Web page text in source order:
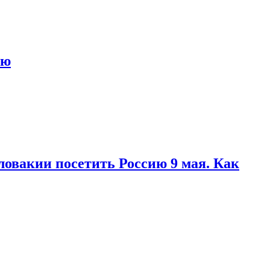
посетить Россию 9 мая. Как